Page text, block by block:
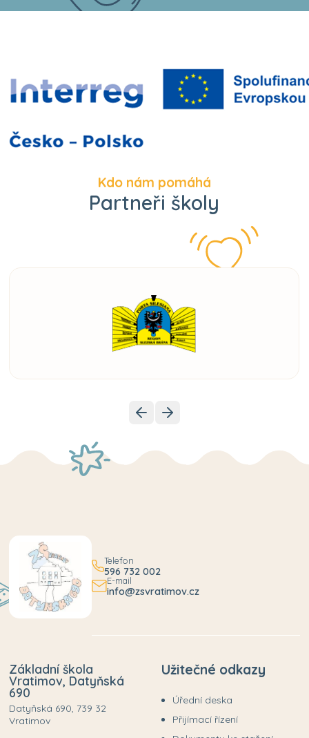
Kdo nám pomáhá
Partneři školy
Telefon
596 732 002
E-mail
info@zsvratimov.cz
Základní škola
Vratimov, Datyňská
690
Datyňská 690, 739 32
Vratimov
Užitečné odkazy
Úřední deska
Přijímací řízení